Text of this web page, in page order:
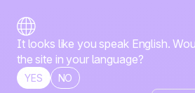
It looks like you speak English.
the site in your language?
YES NO